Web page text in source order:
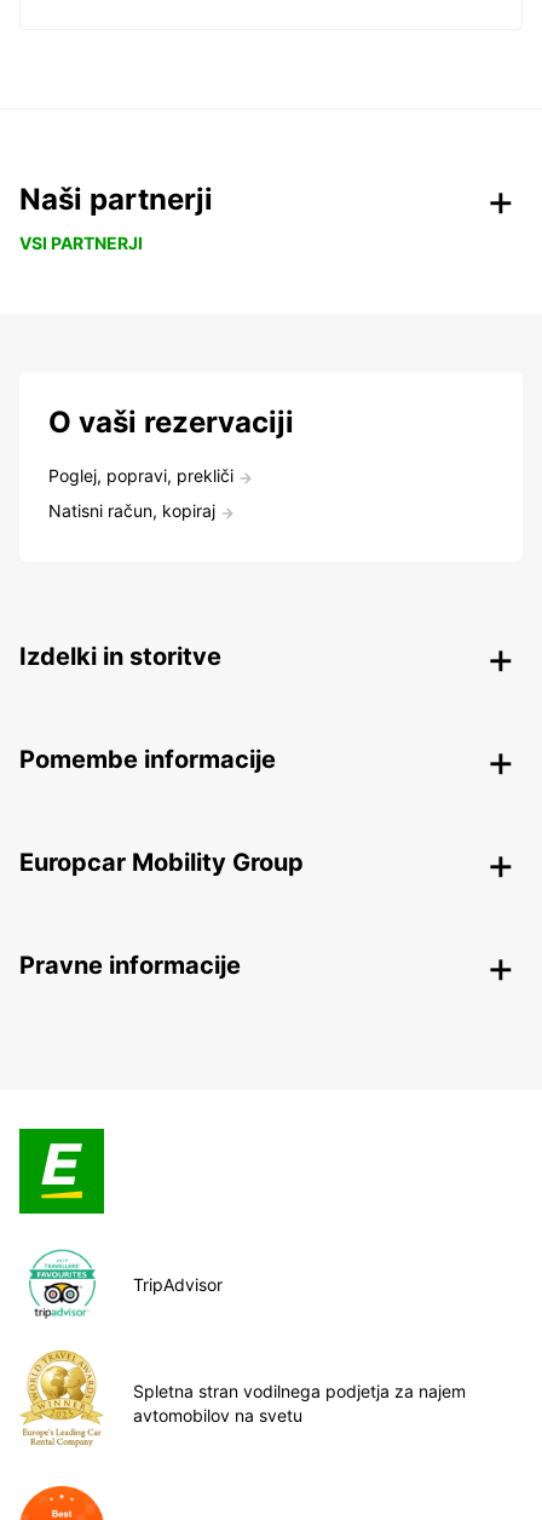
Naši partnerji
VSI PARTNERJI
O vaši rezervaciji
Poglej, popravi, prekliči
Natisni račun, kopiraj
Izdelki in storitve
Pomembe informacije
Europcar Mobility Group
Pravne informacije
TripAdvisor
Spletna stran vodilnega podjetja za najem
avtomobilov na svetu